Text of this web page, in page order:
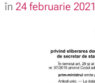
în 24 februarie 2021